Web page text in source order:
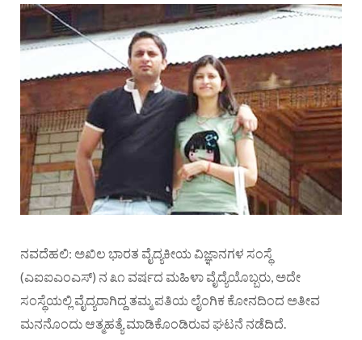
ನವದೆಹಲಿ: ಅಖಿಲ ಭಾರತ ವೈದ್ಯಕೀಯ ವಿಜ್ಞಾನಗಳ ಸಂಸ್ಥೆ
(ಎಐಐಎಂಎಸ್) ನ ೩೧ ವರ್ಷದ ಮಹಿಳಾ ವೈದ್ಯೆಯೊಬ್ಬರು, ಅದೇ
ಸಂಸ್ಥೆಯಲ್ಲಿ ವೈದ್ಯರಾಗಿದ್ದ ತಮ್ಮ ಪತಿಯ ಲೈಂಗಿಕ ಕೋನದಿಂದ ಅತೀವ
ಮನನೊಂದು ಆತ್ಮಹತ್ಯೆ ಮಾಡಿಕೊಂಡಿರುವ ಘಟನೆ ನಡೆದಿದೆ.